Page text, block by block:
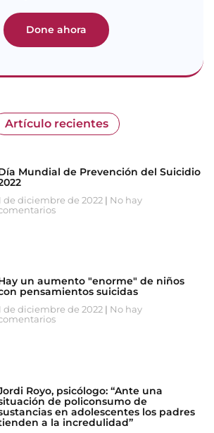
Done ahora
Artículo recientes
Mundial de Prevención del Suicidio
de diciembre de 2022
No hay
un aumento "enorme" de niños
pensamientos suicidas
de diciembre de 2022
No hay
Royo, psicólogo: “Ante una
de policonsumo de
en adolescentes los padres
a la incredulidad”